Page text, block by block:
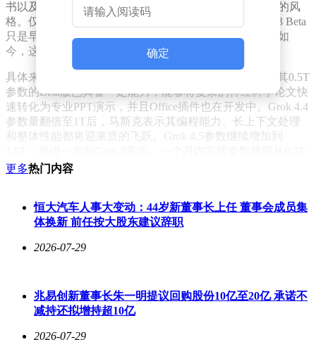
书以及第三方基准测试的宣传，这一操作延续了SpaceX的风
格。仅仅一天后，马斯克就出面澄清，称上线的Grok 4.3 Beta
只是早期测试版本，真正的1T参数完整版仍在训练中。如
今，这个1T参数版本或许已经训练完成。
具体来看这份疯狂的时间表，Grok 4.3在4月中旬上线，其0.5T
参数的Beta版已具备一定能力，能够将复杂的神经科学论文快
速转化为专业PPT演示，并且Office插件也在开发中。Grok 4.4
参数量翻倍至1T后，马斯克表示其编程能力、长上下文处理
和整体性能都将迎来质的飞跃。Grok 4.5参数继续增加到
到1T再到1.5T的三级跳，这在AI发展史上尚属首次。
重。Colossus 2超级计算集群实力惊人，配备了55万块NVIDIA
GB200/GB300 GPU，总功率高达2吉瓦，足以满足一个150万
的模型，参数量涵盖1T、1.5T、6T甚至10T。这意味着Grok
马斯克此前在Baron Capital投资大会上曾表示，Grok 5达到
直接宣称AGI的答案就是Grok 5。不过，对于马斯克这种大胆
确定
更多热门内容
恒大汽车人事大变动：44岁新董事长上任 董事会成员集
体换新 前任按大股东建议辞职
2026-07-29
兆易创新董事长朱一明提议回购股份10亿至20亿 承诺不
减持还拟增持超10亿
2026-07-29